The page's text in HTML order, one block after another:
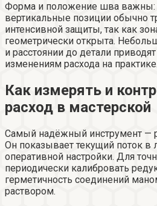
Форма и положение шва важны:
вертикальные позиции обычно
интенсивной защиты, так как
геометрически открыта.
и расстоянии до детали
изменениям расхода на практике.
Как измерять и
расход в мастерской
Самый надёжный инструмент —
Он показывает текущий поток в
оперативной настройки. Для
периодически калибровать
герметичность соединений
раствором.